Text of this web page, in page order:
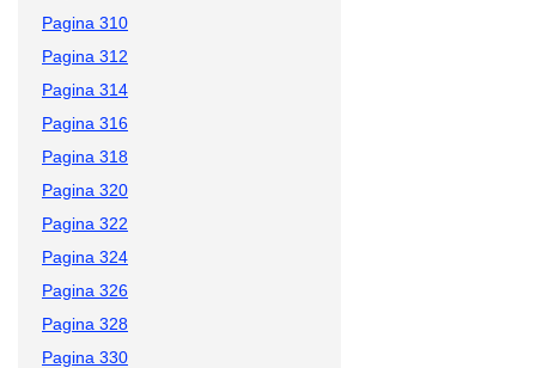
Pagina 310
Pagina 312
Pagina 314
Pagina 316
Pagina 318
Pagina 320
Pagina 322
Pagina 324
Pagina 326
Pagina 328
Pagina 330